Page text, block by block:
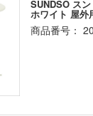
SUNDSO ス
ホワイト 屋外
商品番号：